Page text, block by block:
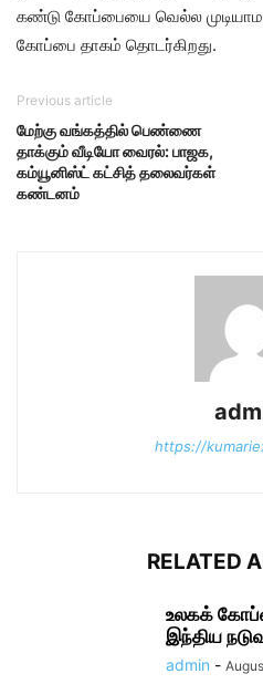
கண்டு கோப்பையை வெல்ல
கோப்பை தாகம் தொடர்கிறது.
Previous article
மேற்கு வங்கத்தில் பெண்ணை
தாக்கும் வீடியோ வைரல்: பாஜக,
கம்யூனிஸ்ட் கட்சித் தலைவர்கள்
கண்டனம்
https://
RELATED
உலகக்
இந்திய
admin -